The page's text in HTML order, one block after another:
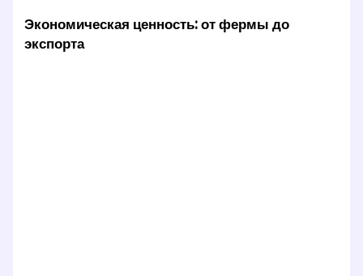
Экономическая ценность: от фермы до
экспорта